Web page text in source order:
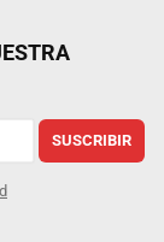
SUSCRIBIR